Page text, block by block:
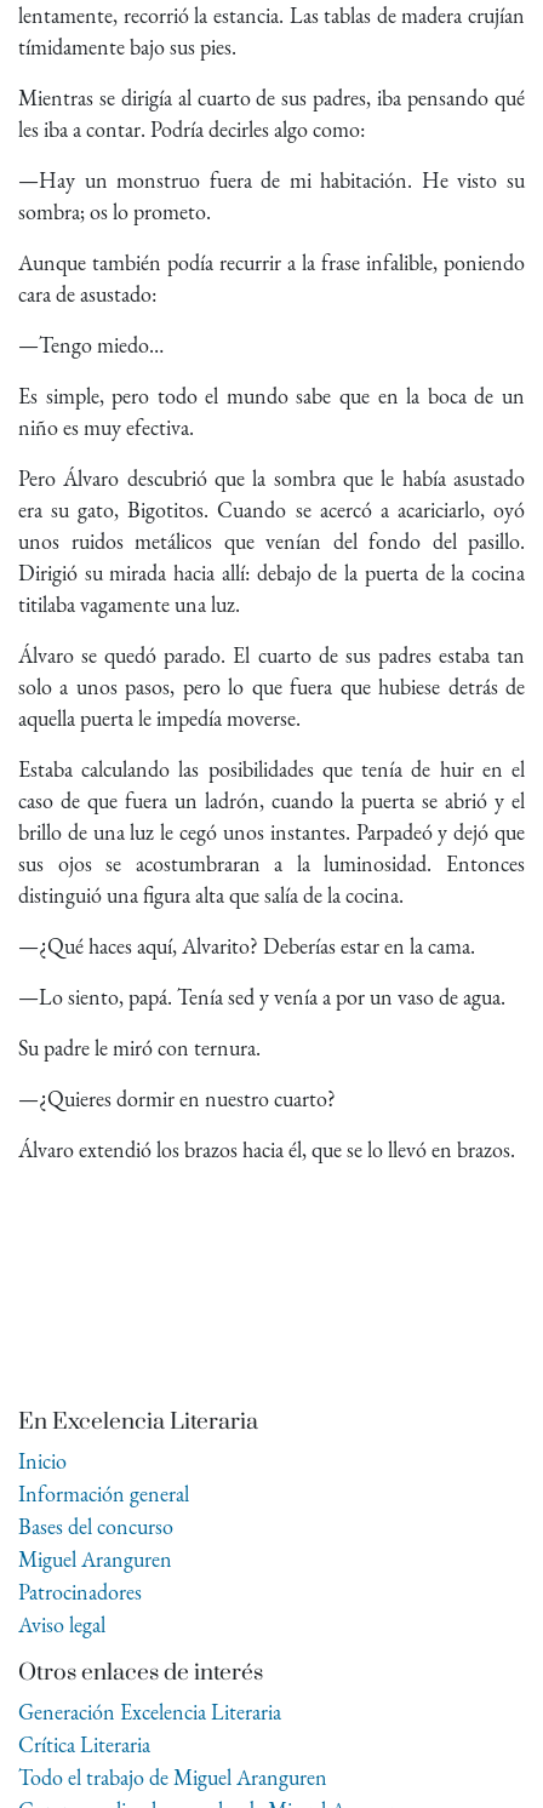
lentamente, recorrió la estancia. Las tablas de madera crujían
tímidamente bajo sus pies.
Mientras se dirigía al cuarto de sus padres, iba pensando qué
les iba a contar. Podría decirles algo como:
—Hay un monstruo fuera de mi habitación. He visto su
sombra; os lo prometo.
Aunque también podía recurrir a la frase infalible, poniendo
cara de asustado:
—Tengo miedo…
Es simple, pero todo el mundo sabe que en la boca de un
niño es muy efectiva.
Pero Álvaro descubrió que la sombra que le había asustado
era su gato, Bigotitos. Cuando se acercó a acariciarlo, oyó
unos ruidos metálicos que venían del fondo del pasillo.
Dirigió su mirada hacia allí: debajo de la puerta de la cocina
titilaba vagamente una luz.
Álvaro se quedó parado. El cuarto de sus padres estaba tan
solo a unos pasos, pero lo que fuera que hubiese detrás de
aquella puerta le impedía moverse.
Estaba calculando las posibilidades que tenía de huir en el
caso de que fuera un ladrón, cuando la puerta se abrió y el
brillo de una luz le cegó unos instantes. Parpadeó y dejó que
sus ojos se acostumbraran a la luminosidad. Entonces
distinguió una figura alta que salía de la cocina.
—¿Qué haces aquí, Alvarito? Deberías estar en la cama.
—Lo siento, papá. Tenía sed y venía a por un vaso de agua.
Su padre le miró con ternura.
—¿Quieres dormir en nuestro cuarto?
Álvaro extendió los brazos hacia él, que se lo llevó en brazos.
En Excelencia Literaria
Inicio
Información general
Bases del concurso
Miguel Aranguren
Patrocinadores
Aviso legal
Otros enlaces de interés
Generación Excelencia Literaria
Crítica Literaria
Todo el trabajo de Miguel Aranguren